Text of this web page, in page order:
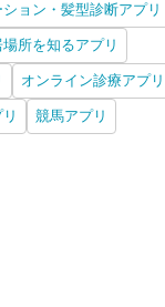
ョン・髪型診断アプリ
所を知るアプリ
オンライン診療アプリ
競馬アプリ